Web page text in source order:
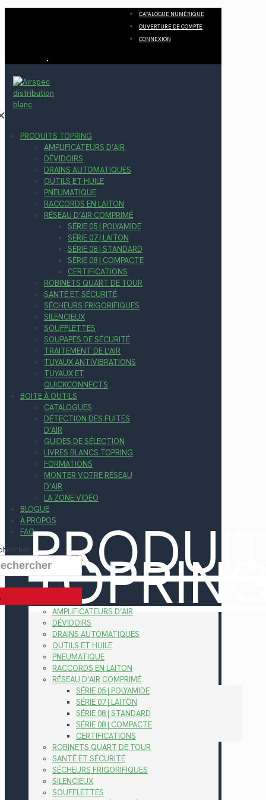
CATALOGUE NUMÉRIQUE
OUVERTURE DE COMPTE
CONNEXION
PRODUITS TOPRING
AMPLIFICATEURS D’AIR
DÉVIDOIRS
DRAINS AUTOMATIQUES
OUTILS ET HUILE
PNEUMATIQUE
RACCORDS EN LAITON
RÉSEAU D’AIR COMPRIMÉ
SÉRIE 05 | POLYAMIDE
SÉRIE 07 | LAITON
SÉRIE 08 | STANDARD
SÉRIE 08 | COMPACTE
CERTIFICATIONS
ROBINETS QUART DE TOUR
SANTÉ ET SÉCURITÉ
SÉCHEURS FRIGORIFIQUES
SILENCIEUX
SOUFFLETTES
SOUPAPES DE SÉCURITÉ
TRAITEMENT DE L’AIR
TUYAUX ANTIVIBRATIONS
TUYAUX ET
QUICKCONNECTS
BOITE À OUTILS
CATALOGUES
DÉTECTION DES FUITES
D’AIR
GUIDES DE SÉLECTION
LIVRES BLANCS TOPRING
FORMATIONS
MONTER VOTRE RÉSEAU
D’AIR
LA ZONE VIDÉO
BLOGUE
À PROPOS
FAQ
AMPLIFICATEURS D’AIR
DÉVIDOIRS
DRAINS AUTOMATIQUES
OUTILS ET HUILE
PNEUMATIQUE
RACCORDS EN LAITON
RÉSEAU D’AIR COMPRIMÉ
SÉRIE 05 | POLYAMIDE
SÉRIE 07 | LAITON
SÉRIE 08 | STANDARD
SÉRIE 08 | COMPACTE
CERTIFICATIONS
ROBINETS QUART DE TOUR
SANTÉ ET SÉCURITÉ
SÉCHEURS FRIGORIFIQUES
SILENCIEUX
SOUFFLETTES